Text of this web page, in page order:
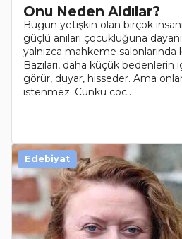
Onu Neden Aldılar?
Bugün yetişkin olan birçok
güçlü anıları çocukluğuna
yalnızca mahkeme
Bazıları, daha küçük bedenlerin
görür, duyar, hisseder. Ama
istenmez. Çünkü çoc..
Edebiyat